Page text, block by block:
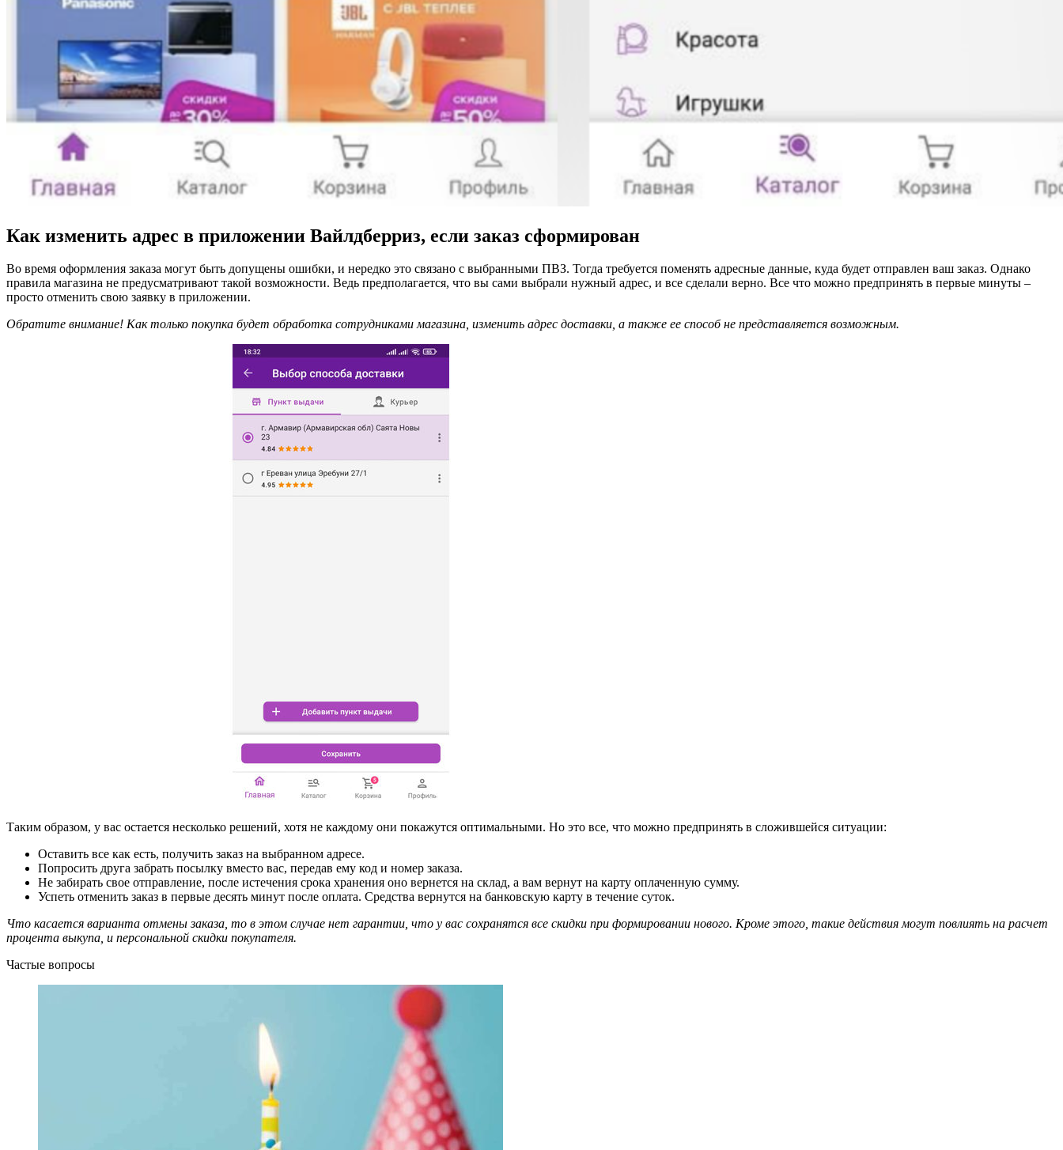
Как изменить адрес в приложении Вайлдберриз, если заказ сформирован
Во время оформления заказа могут быть допущены ошибки, и нередко это связано с выбранными ПВЗ. Тогда требуется поменять адресные данные, куда будет отправлен ваш заказ. Однако
правила магазина не предусматривают такой возможности. Ведь предполагается, что вы сами выбрали нужный адрес, и все сделали верно. Все что можно предпринять в первые минуты –
просто отменить свою заявку в приложении.
Обратите внимание! Как только покупка будет обработка сотрудниками магазина, изменить адрес доставки, а также ее способ не представляется возможным.
Таким образом, у вас остается несколько решений, хотя не каждому они покажутся оптимальными. Но это все, что можно предпринять в сложившейся ситуации:
Оставить все как есть, получить заказ на выбранном адресе.
Попросить друга забрать посылку вместо вас, передав ему код и номер заказа.
Не забирать свое отправление, после истечения срока хранения оно вернется на склад, а вам вернут на карту оплаченную сумму.
Успеть отменить заказ в первые десять минут после оплата. Средства вернутся на банковскую карту в течение суток.
Что касается варианта отмены заказа, то в этом случае нет гарантии, что у вас сохранятся все скидки при формировании нового. Кроме этого, такие действия могут повлиять на расчет
процента выкупа, и персональной скидки покупателя.
Частые вопросы